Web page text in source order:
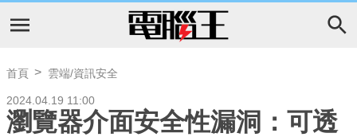
首頁 雲端/資訊安全
2024.04.19 11:00
瀏覽器介面安全性漏洞：可透